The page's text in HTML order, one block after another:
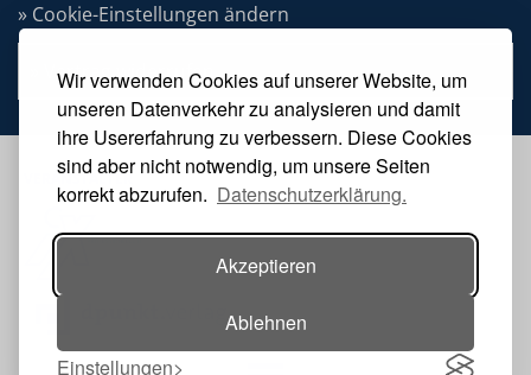
Wir verwenden Cookies auf unserer Website, um
unseren Datenverkehr zu analysieren und damit
ihre Usererfahrung zu verbessern. Diese Cookies
sind aber nicht notwendig, um unsere Seiten
korrekt abzurufen. Datenschutzerklärung.
Akzeptieren
Ablehnen
Einstellungen
» Cookie-Einstellungen ändern
» Vertrag widerrufen
VERANSTALTER